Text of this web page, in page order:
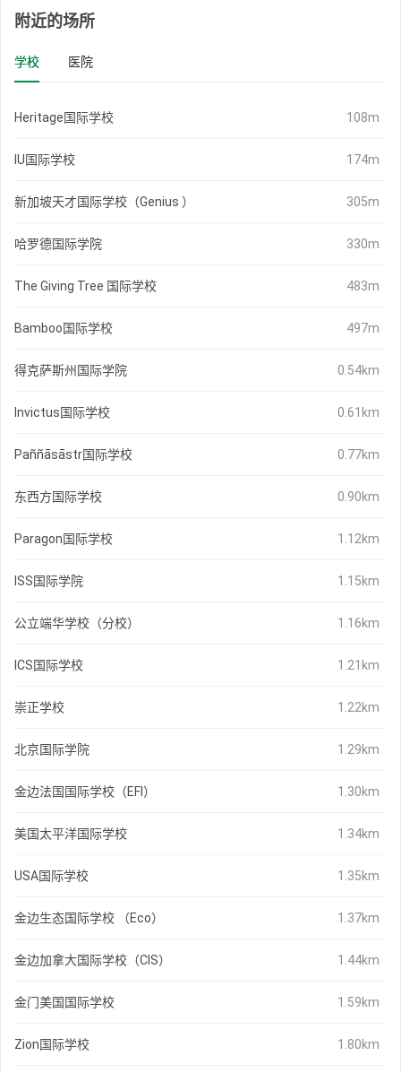
附近的场所
学校 医院
Heritage国际学校 108m
IU国际学校 174m
新加坡天才国际学校（Genius ） 305m
哈罗德国际学院 330m
The Giving Tree 国际学校 483m
Bamboo国际学校 497m
得克萨斯州国际学院 0.54km
Invictus国际学校 0.61km
Paññāsāstr国际学校 0.77km
东西方国际学校 0.90km
Paragon国际学校 1.12km
ISS国际学院 1.15km
公立端华学校（分校） 1.16km
ICS国际学校 1.21km
崇正学校 1.22km
北京国际学院 1.29km
金边法国国际学校（EFI） 1.30km
美国太平洋国际学校 1.34km
USA国际学校 1.35km
金边生态国际学校 （Eco） 1.37km
金边加拿大国际学校（CIS） 1.44km
金门美国国际学校 1.59km
Zion国际学校 1.80km